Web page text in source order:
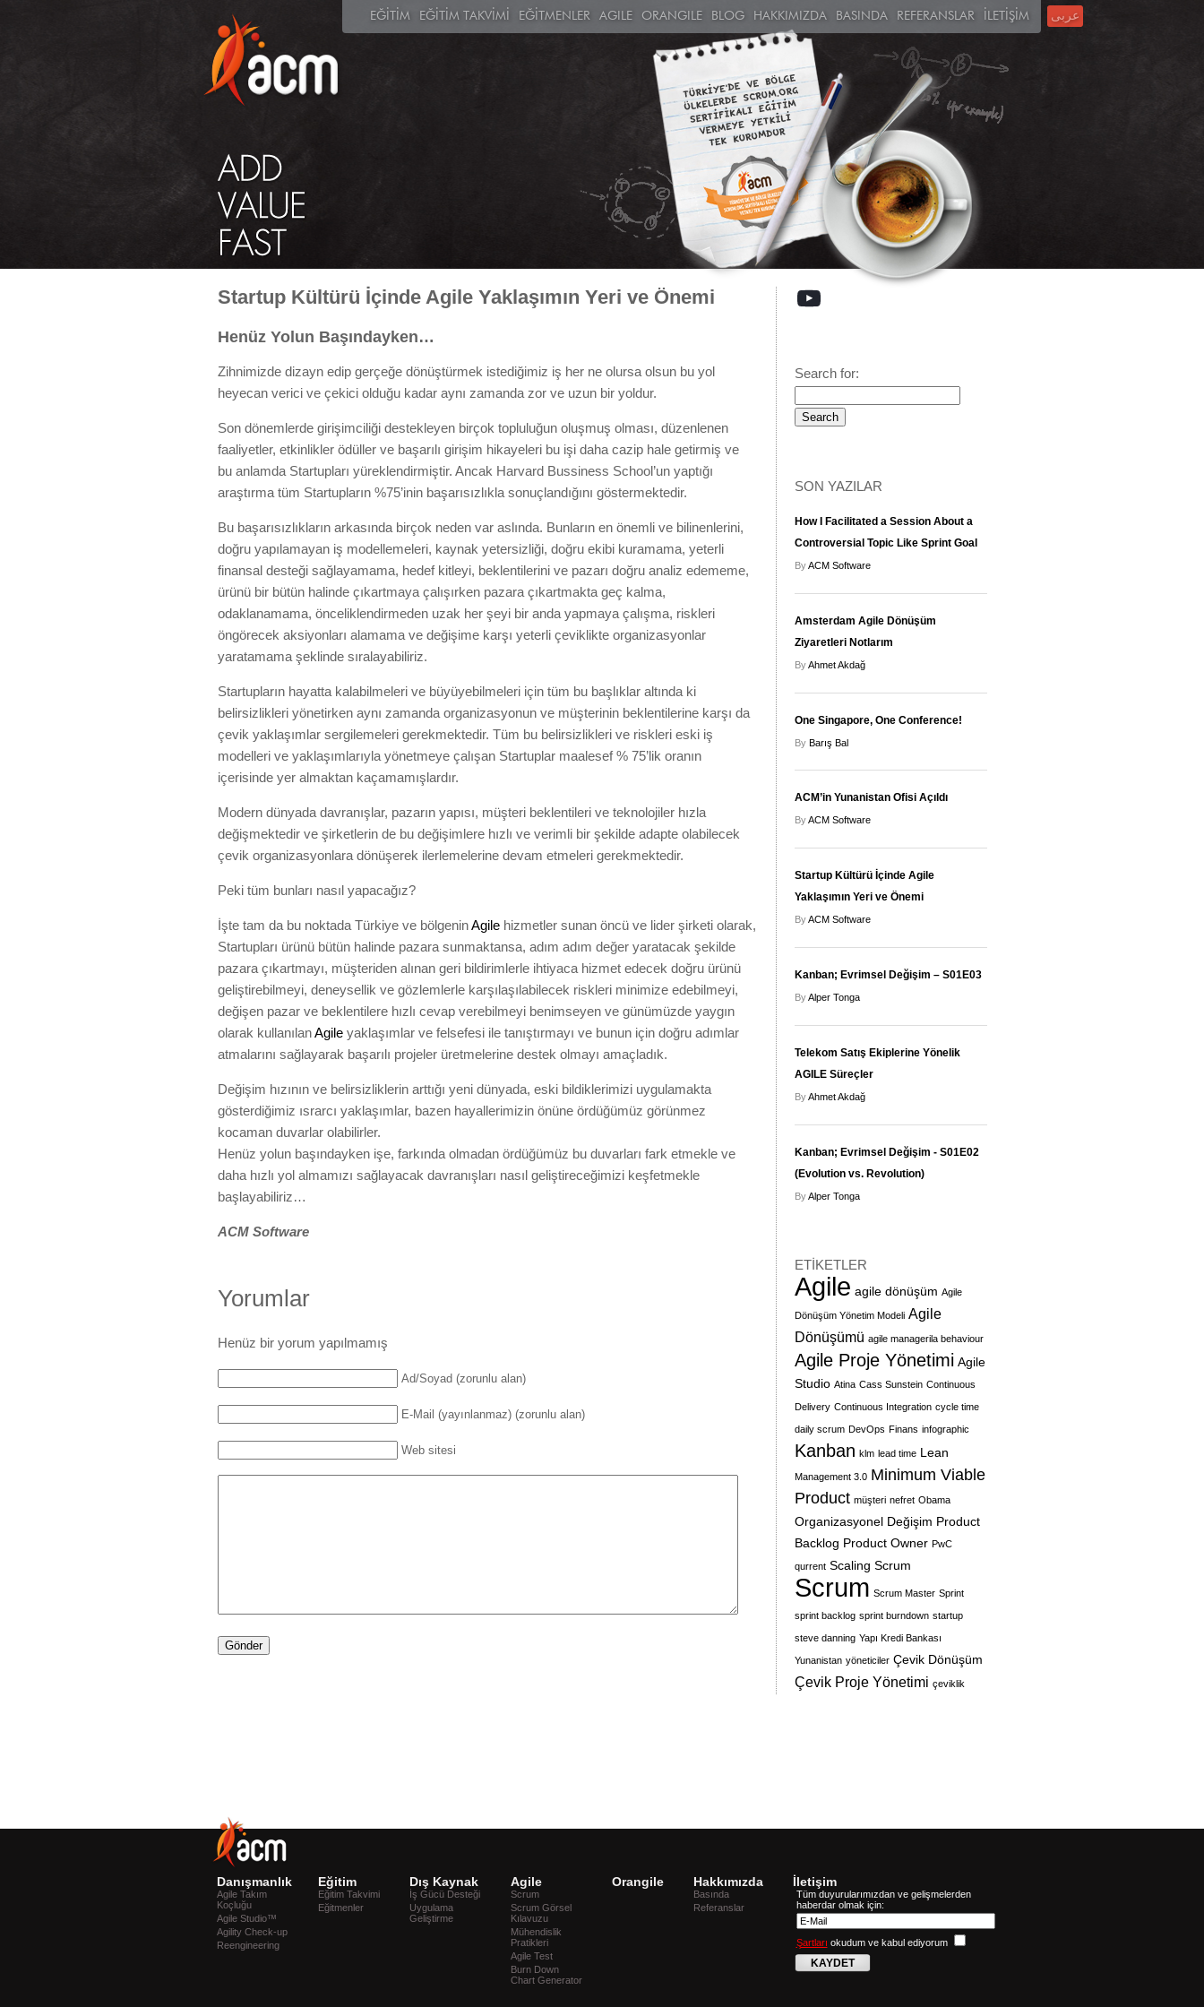
EĞİTİM EĞİTİM TAKVİMİ EĞİTMENLER AGILE ORANGILE BLOG HAKKIMIZDA BASINDA REFERANSLAR İLETİŞİM عربى
Search for:
SON YAZILAR
How I Facilitated a Session About a
Controversial Topic Like Sprint Goal
ByACM Software
Amsterdam Agile Dönüşüm
Ziyaretleri Notlarım
ByAhmet Akdağ
One Singapore, One Conference!
By Barış Bal
ACM’in Yunanistan Ofisi Açıldı
ByACM Software
Startup Kültürü İçinde Agile
Yaklaşımın Yeri ve Önemi
ByACM Software
Kanban; Evrimsel Değişim – S01E03
ByAlper Tonga
Telekom Satış Ekiplerine Yönelik
AGILE Süreçler
ByAhmet Akdağ
Kanban; Evrimsel Değişim - S01E02
(Evolution vs. Revolution)
ByAlper Tonga
ETİKETLER
Agile agile dönüşüm Agile
Dönüşüm Yönetim Modeli Agile
Dönüşümü agile managerila behaviour
Agile Proje Yönetimi Agile
Studio Atina Cass Sunstein Continuous
Delivery Continuous Integration cycle time
daily scrum DevOps Finans infographic
Kanban klm lead time Lean
Management 3.0 Minimum Viable
Product müşteri nefret Obama
Organizasyonel Değişim Product
Backlog Product Owner PwC
qurrent Scaling Scrum
Scrum Scrum Master Sprint
sprint backlog sprint burndown startup
steve danning Yapı Kredi Bankası
Yunanistan yöneticiler Çevik Dönüşüm
Çevik Proje Yönetimi çeviklik
Startup Kültürü İçinde Agile Yaklaşımın Yeri ve Önemi
Henüz Yolun Başındayken…
Zihnimizde dizayn edip gerçeğe dönüştürmek istediğimiz iş her ne olursa olsun bu yol
heyecan verici ve çekici olduğu kadar aynı zamanda zor ve uzun bir yoldur.
Son dönemlerde girişimciliği destekleyen birçok topluluğun oluşmuş olması, düzenlenen
faaliyetler, etkinlikler ödüller ve başarılı girişim hikayeleri bu işi daha cazip hale getirmiş ve
bu anlamda Startupları yüreklendirmiştir. Ancak Harvard Bussiness School’un yaptığı
araştırma tüm Startupların %75’inin başarısızlıkla sonuçlandığını göstermektedir.
Bu başarısızlıkların arkasında birçok neden var aslında. Bunların en önemli ve bilinenlerini,
doğru yapılamayan iş modellemeleri, kaynak yetersizliği, doğru ekibi kuramama, yeterli
finansal desteği sağlayamama, hedef kitleyi, beklentilerini ve pazarı doğru analiz edememe,
ürünü bir bütün halinde çıkartmaya çalışırken pazara çıkartmakta geç kalma,
odaklanamama, önceliklendirmeden uzak her şeyi bir anda yapmaya çalışma, riskleri
öngörecek aksiyonları alamama ve değişime karşı yeterli çeviklikte organizasyonlar
yaratamama şeklinde sıralayabiliriz.
Startupların hayatta kalabilmeleri ve büyüyebilmeleri için tüm bu başlıklar altında ki
belirsizlikleri yönetirken aynı zamanda organizasyonun ve müşterinin beklentilerine karşı da
çevik yaklaşımlar sergilemeleri gerekmektedir. Tüm bu belirsizlikleri ve riskleri eski iş
modelleri ve yaklaşımlarıyla yönetmeye çalışan Startuplar maalesef % 75’lik oranın
içerisinde yer almaktan kaçamamışlardır.
Modern dünyada davranışlar, pazarın yapısı, müşteri beklentileri ve teknolojiler hızla
değişmektedir ve şirketlerin de bu değişimlere hızlı ve verimli bir şekilde adapte olabilecek
çevik organizasyonlara dönüşerek ilerlemelerine devam etmeleri gerekmektedir.
Peki tüm bunları nasıl yapacağız?
İşte tam da bu noktada Türkiye ve bölgeninAgilehizmetler sunan öncü ve lider şirketi olarak,
Startupları ürünü bütün halinde pazara sunmaktansa, adım adım değer yaratacak şekilde
pazara çıkartmayı, müşteriden alınan geri bildirimlerle ihtiyaca hizmet edecek doğru ürünü
geliştirebilmeyi, deneysellik ve gözlemlerle karşılaşılabilecek riskleri minimize edebilmeyi,
değişen pazar ve beklentilere hızlı cevap verebilmeyi benimseyen ve günümüzde yaygın
olarak kullanılanAgileyaklaşımlar ve felsefesi ile tanıştırmayı ve bunun için doğru adımlar
atmalarını sağlayarak başarılı projeler üretmelerine destek olmayı amaçladık.
Değişim hızının ve belirsizliklerin arttığı yeni dünyada, eski bildiklerimizi uygulamakta
gösterdiğimiz ısrarcı yaklaşımlar, bazen hayallerimizin önüne ördüğümüz görünmez
kocaman duvarlar olabilirler.
Henüz yolun başındayken işe, farkında olmadan ördüğümüz bu duvarları fark etmekle ve
daha hızlı yol almamızı sağlayacak davranışları nasıl geliştireceğimizi keşfetmekle
başlayabiliriz…
ACM Software
Yorumlar
Henüz bir yorum yapılmamış
Ad/Soyad (zorunlu alan)
E-Mail (yayınlanmaz) (zorunlu alan)
Web sitesi
Danışmanlık
Agile Takım
Koçluğu
Agile Studio™
Agility Check-up
Reengineering
Eğitim
Eğitim Takvimi
Eğitmenler
Dış Kaynak
İş Gücü Desteği
Uygulama
Geliştirme
Agile
Scrum
Scrum Görsel
Kılavuzu
Mühendislik
Pratikleri
Agile Test
Burn Down
Chart Generator
Orangile Hakkımızda
Basında
Referanslar
İletişim
Tüm duyurularımızdan ve gelişmelerden
haberdar olmak için:
Şartları okudum ve kabul ediyorum
KAYDET